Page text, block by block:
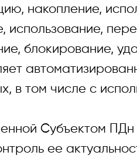
накопление,
использование,
блокирование,
в том числе с
Субъектом ПДн
ее